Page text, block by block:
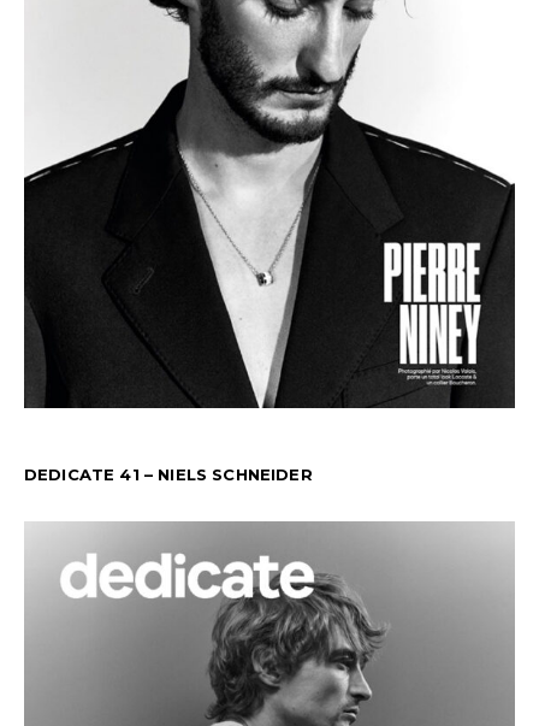
DEDICATE 41 – NIELS SCHNEIDER